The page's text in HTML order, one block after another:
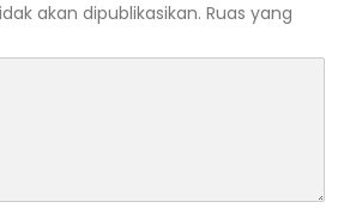
akan dipublikasikan. Ruas yang